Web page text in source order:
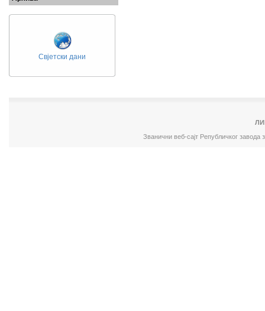
Свјетски дани
Званични веб-сајт Републичког